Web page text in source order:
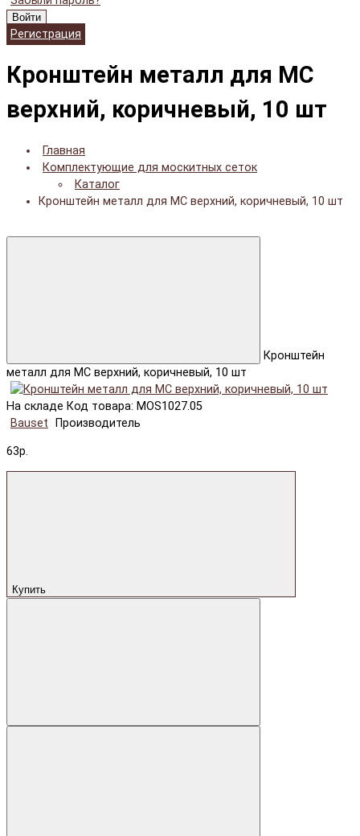
Войти
Регистрация
Кронштейн металл для МС
верхний, коричневый, 10 шт
Главная
Комплектующие для москитных сеток
Каталог
Кронштейн металл для МС верхний, коричневый, 10 шт
Кронштейн
металл для МС верхний, коричневый, 10 шт
На складе Код товара: MOS1027.05
Bauset
Производитель
63р.
Купить